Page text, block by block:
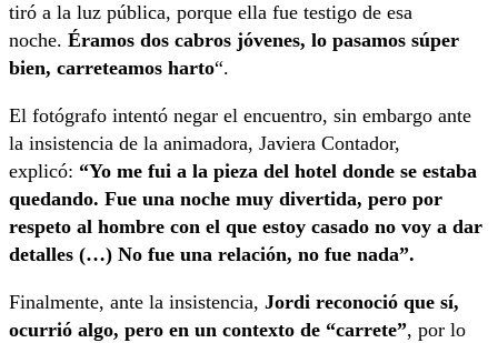
tiró a la luz pública, porque ella fue testigo de esa
noche. Éramos dos cabros jóvenes, lo pasamos súper
bien, carreteamos harto“.
El fotógrafo intentó negar el encuentro, sin embargo ante
la insistencia de la animadora, Javiera Contador,
explicó: “Yo me fui a la pieza del hotel donde se estaba
quedando. Fue una noche muy divertida, pero por
respeto al hombre con el que estoy casado no voy a dar
detalles (…) No fue una relación, no fue nada”.
Finalmente, ante la insistencia, Jordi reconoció que sí,
ocurrió algo, pero en un contexto de “carrete”, por lo